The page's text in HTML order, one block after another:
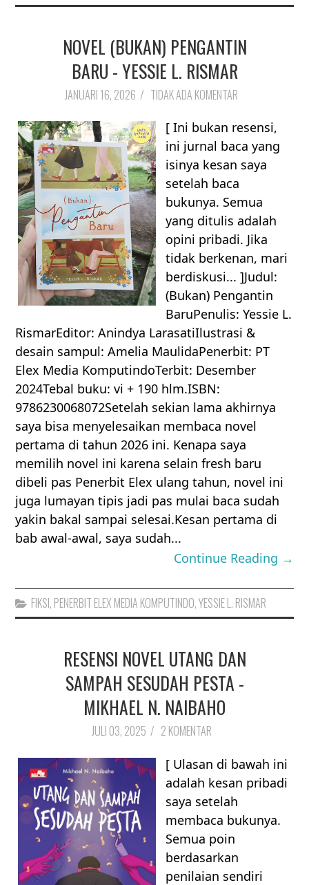
NOVEL (BUKAN) PENGANTIN
BARU - YESSIE L. RISMAR
JANUARI 16, 2026 / TIDAK ADA KOMENTAR
[ Ini bukan resensi,
ini jurnal baca yang
isinya kesan saya
setelah baca
bukunya. Semua
yang ditulis adalah
opini pribadi. Jika
tidak berkenan, mari
berdiskusi... ]Judul:
(Bukan) Pengantin
BaruPenulis: Yessie L.
RismarEditor: Anindya LarasatiIlustrasi &
desain sampul: Amelia MaulidaPenerbit: PT
Elex Media KomputindoTerbit: Desember
2024Tebal buku: vi + 190 hlm.ISBN:
9786230068072Setelah sekian lama akhirnya
saya bisa menyelesaikan membaca novel
pertama di tahun 2026 ini. Kenapa saya
memilih novel ini karena selain fresh baru
dibeli pas Penerbit Elex ulang tahun, novel ini
juga lumayan tipis jadi pas mulai baca sudah
yakin bakal sampai selesai.Kesan pertama di
bab awal-awal, saya sudah...
Continue Reading →
FIKSI, PENERBIT ELEX MEDIA KOMPUTINDO,YESSIE L. RISMAR
RESENSI NOVEL UTANG DAN
SAMPAH SESUDAH PESTA -
MIKHAEL N. NAIBAHO
JULI 03, 2025 / 2 KOMENTAR
[ Ulasan di bawah ini
adalah kesan pribadi
saya setelah
membaca bukunya.
Semua poin
berdasarkan
penilaian sendiri